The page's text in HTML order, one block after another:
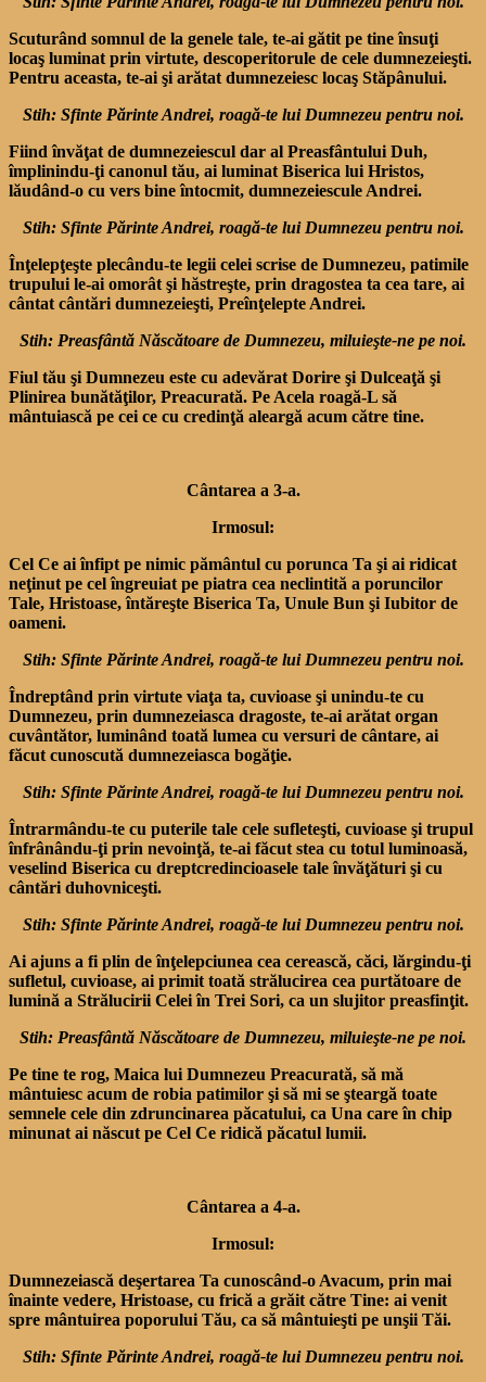
Scuturând somnul de la genele tale, te-ai gătit pe tine însuţi
locaş luminat prin virtute, descoperitorule de cele dumnezeieşti.
Pentru aceasta, te-ai şi arătat dumnezeiesc locaş Stăpânului.
Stih: Sfinte Părinte Andrei, roagă-te lui Dumnezeu pentru noi.
Fiind învăţat de dumnezeiescul dar al Preasfântului Duh,
împlinindu-ţi canonul tău, ai luminat Biserica lui Hristos,
lăudând-o cu vers bine întocmit, dumnezeiescule Andrei.
Stih: Sfinte Părinte Andrei, roagă-te lui Dumnezeu pentru noi.
Înţelepţeşte plecându-te legii celei scrise de Dumnezeu, patimile
trupului le-ai omorât şi hăstreşte, prin dragostea ta cea tare, ai
cântat cântări dumnezeieşti, Preînţelepte Andrei.
Stih: Preasfântă Născătoare de Dumnezeu, miluieşte-ne pe noi.
Fiul tău şi Dumnezeu este cu adevărat Dorire şi Dulceaţă şi
Plinirea bunătăţilor, Preacurată. Pe Acela roagă-L să
mântuiască pe cei ce cu credinţă aleargă acum către tine.
Cântarea a 3-a.
Irmosul:
Cel Ce ai înfipt pe nimic pământul cu porunca Ta şi ai ridicat
neţinut pe cel îngreuiat pe piatra cea neclintită a poruncilor
Tale, Hristoase, întăreşte Biserica Ta, Unule Bun şi Iubitor de
oameni.
Stih: Sfinte Părinte Andrei, roagă-te lui Dumnezeu pentru noi.
Îndreptând prin virtute viaţa ta, cuvioase şi unindu-te cu
Dumnezeu, prin dumnezeiasca dragoste, te-ai arătat organ
cuvântător, luminând toată lumea cu versuri de cântare, ai
făcut cunoscută dumnezeiasca bogăţie.
Stih: Sfinte Părinte Andrei, roagă-te lui Dumnezeu pentru noi.
Întrarmându-te cu puterile tale cele sufleteşti, cuvioase şi trupul
înfrânându-ţi prin nevoinţă, te-ai făcut stea cu totul luminoasă,
veselind Biserica cu dreptcredincioasele tale învăţături şi cu
cântări duhovniceşti.
Stih: Sfinte Părinte Andrei, roagă-te lui Dumnezeu pentru noi.
Ai ajuns a fi plin de înţelepciunea cea cerească, căci, lărgindu-ţi
sufletul, cuvioase, ai primit toată strălucirea cea purtătoare de
lumină a Strălucirii Celei în Trei Sori, ca un slujitor preasfinţit.
Stih: Preasfântă Născătoare de Dumnezeu, miluieşte-ne pe noi.
Pe tine te rog, Maica lui Dumnezeu Preacurată, să mă
mântuiesc acum de robia patimilor şi să mi se şteargă toate
semnele cele din zdruncinarea păcatului, ca Una care în chip
minunat ai născut pe Cel Ce ridică păcatul lumii.
Cântarea a 4-a.
Irmosul:
Dumnezeiască deşertarea Ta cunoscând-o Avacum, prin mai
înainte vedere, Hristoase, cu frică a grăit către Tine: ai venit
spre mântuirea poporului Tău, ca să mântuieşti pe unşii Tăi.
Stih: Sfinte Părinte Andrei, roagă-te lui Dumnezeu pentru noi.